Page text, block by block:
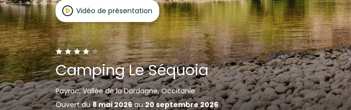
Vidéo de présentation
Camping Le Séquoia
Payrac, Vallée de la Dordogne, Occitanie
Ouvert du8 mai 2026au 20 septembre 2026